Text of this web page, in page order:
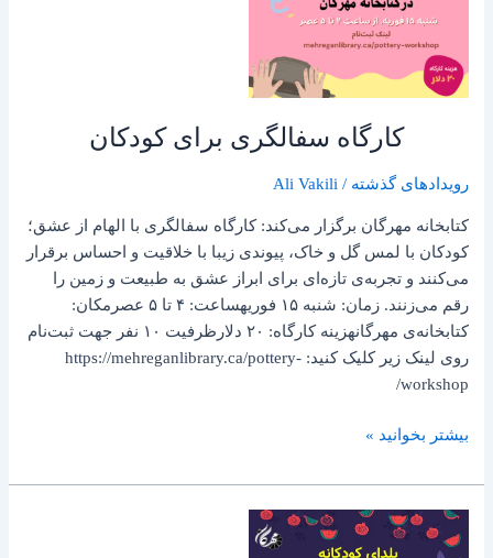
کارگاه سفالگری برای کودکان
رویدادهای گذشته /
Ali Vakili
کتابخانه مهرگان برگزار می‌کند: کارگاه سفالگری با الهام از عشق؛
کودکان با لمس گل و خاک، پیوندی زیبا با خلاقیت و احساس برقرار
می‌کنند و تجربه‌ی تازه‌ای برای ابراز عشق به طبیعت و زمین را
رقم می‌زنند. زمان: شنبه ۱۵ فوریهساعت: ۴ تا ۵ عصرمکان:
کتابخانه‌ی مهرگانهزینه کارگاه: ۲۰ دلارظرفیت ۱۰ نفر جهت ثبت‌نام
روی لینک زیر کلیک کنید: https://mehreganlibrary.ca/pottery-
workshop/
بیشتر بخوانید »
یلدای
کودکانه